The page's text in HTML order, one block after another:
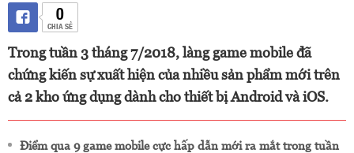
0
CHIA SẺ
Trong tuần 3 tháng 7/2018, làng game mobile đã
chứng kiến sự xuất hiện của nhiều sản phẩm mới trên
cả 2 kho ứng dụng dành cho thiết bị Android và iOS.
Điểm qua 9 game mobile cực hấp dẫn mới ra mắt trong tuần